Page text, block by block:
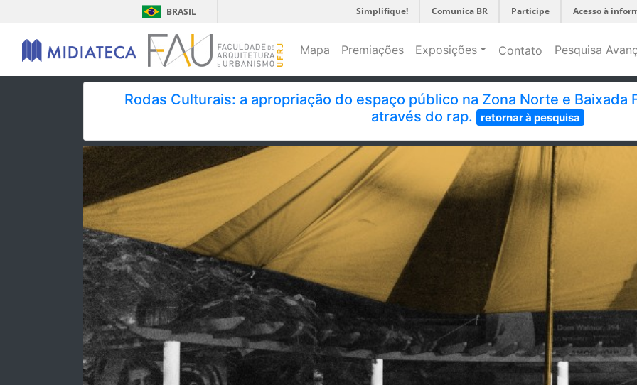
BRASIL Simplifique! Comunica BR Participe Acesso à
Mapa Premiações Exposições Contato Pesquisa
Rodas Culturais: a apropriação do espaço público na Zona Norte e Baixada
através do rap.
retornar à pesquisa